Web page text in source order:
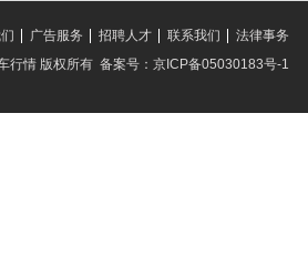
法律事务
联系我们
招聘人才
广告服务
行情 版权所有 备案号：京ICP备05030183号-1